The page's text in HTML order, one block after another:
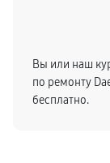
Вы или наш
по ремонту
бесплатно.